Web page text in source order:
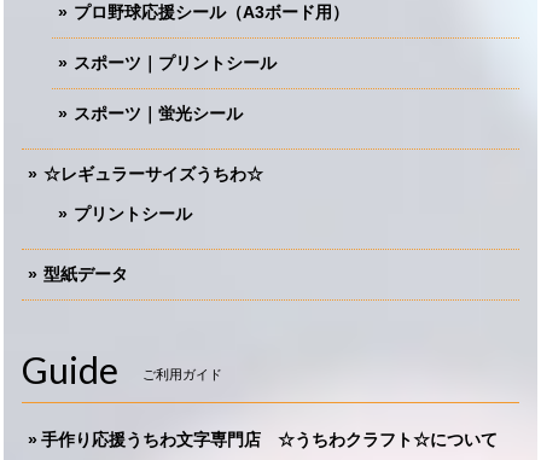
プロ野球応援シール（A3ボード用）
スポーツ｜プリントシール
スポーツ｜蛍光シール
☆レギュラーサイズうちわ☆
プリントシール
型紙データ
Guide ご利用ガイド
手作り応援うちわ文字専門店 ☆うちわクラフト☆について